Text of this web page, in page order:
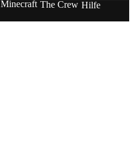
Minecraft The Crew Hilfe